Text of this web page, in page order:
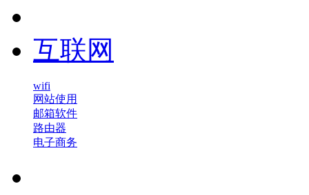
互联网
wifi
网站使用
邮箱软件
路由器
电子商务